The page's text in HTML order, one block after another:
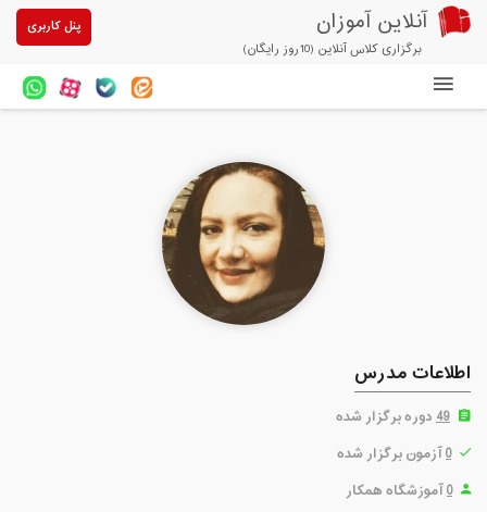
آنلاین آموزان
برگزاری کلاس آنلاین (10روز رایگان)
پنل کاربری
آزمون های آنلاین
مقالات آنلاین آموزان
خرید سرویس کلاس آنلاین
پیشنهادهای ویژه
اطلاعات مدرس
49دوره برگزار شده
0آزمون برگزار شده
0آموزشگاه همکار